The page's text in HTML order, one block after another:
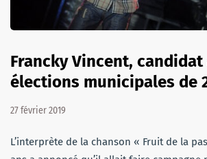
Francky Vincent, candidat
élections municipales de
27 février 2019
L’interprète de la chanson « Fruit de la